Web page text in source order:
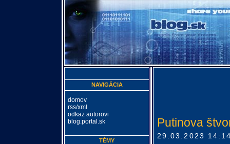
Putinova
29.03.2023
NAVIGÁCIA
domov
rss/xml
odkaz autorovi
blog.portal.sk
TÉMY